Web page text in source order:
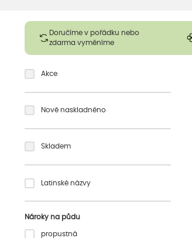
Doručíme v pořádku nebo
zdarma vyměníme
Akce
Nově naskladněno
Skladem
Latinské názvy
Nároky na půdu
propustná